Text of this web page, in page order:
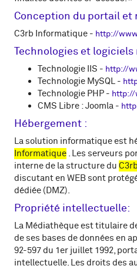
Conception du portail et
C3rb Informatique - http://
Technologies et
Technologie IIS - http://
Technologie MySQL -
Technologie PHP - http://
CMS Libre : Joomla -
Hébergement :
La solution informatique est
Informatique . Les serveurs
interne de la structure du
discutant en WEB sont
dédiée (DMZ).
Propriété intellectuelle:
La Médiathèque est titulaire
de ses bases de données en
92-597 du 1er juillet 1992,
intellectuelle. Les droits des